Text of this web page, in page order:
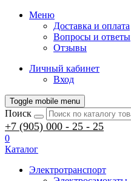
Меню
Доставка и оплата
Вопросы и ответы
Отзывы
Личный кабинет
Вход
Toggle mobile menu
Поиск
+7 (905) 000 - 25 - 25
0
Каталог
Электротранспорт